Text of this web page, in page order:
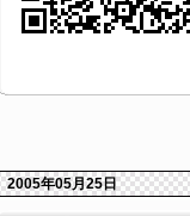
2005年05月25日